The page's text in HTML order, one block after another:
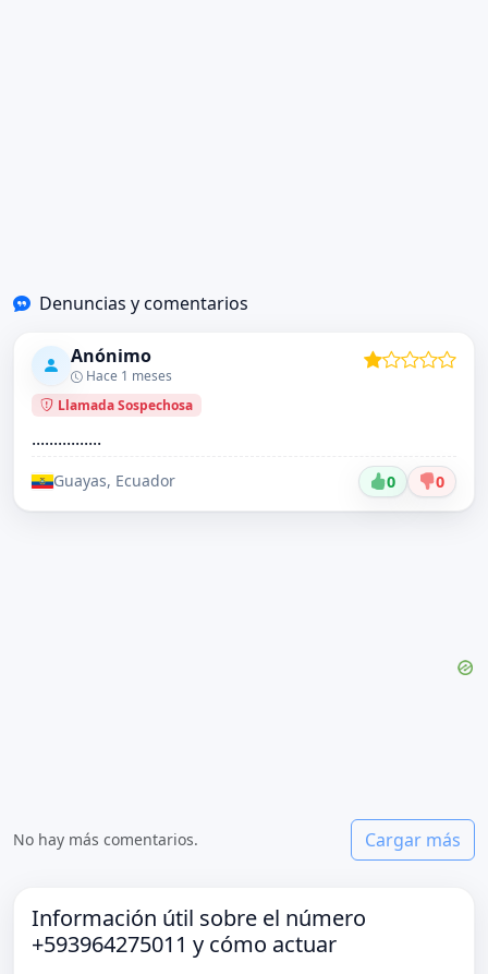
Denuncias y comentarios
Anónimo
Hace 1 meses
Llamada Sospechosa
................
Guayas, Ecuador 0 0
No hay más comentarios. Cargar más
Información útil sobre el número
+593964275011 y cómo actuar